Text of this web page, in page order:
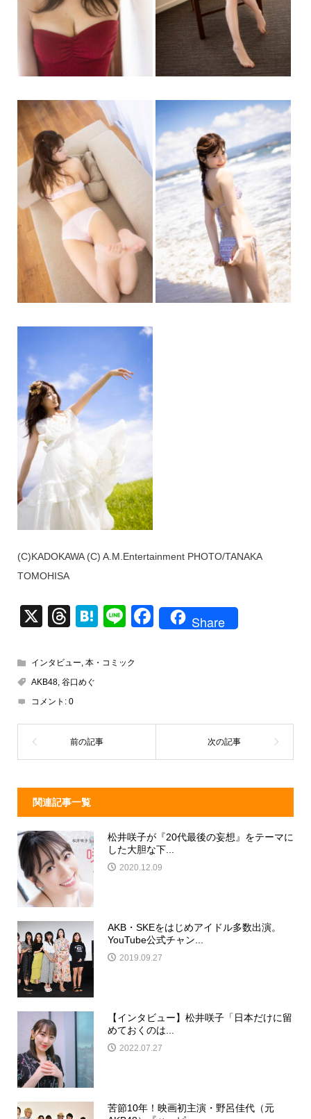
(C)KADOKAWA (C) A.M.Entertainment PHOTO/TANAKA
TOMOHISA
X
T
e
a
d
s
H
e
Li
e
F
o
Share
インタビュー, 本・コミック
AKB48, 谷口めぐ
コメント: 0
関連記事一覧
松井咲子が『20代最後の妄想』をテーマに
した大胆な下...
2020.12.09
AKB・SKEをはじめアイドル多数出演。
YouTube公式チャン...
2019.09.27
【インタビュー】松井咲子「日本だけに留
めておくのは...
2022.07.27
苦節10年！映画初主演・野呂佳代（元